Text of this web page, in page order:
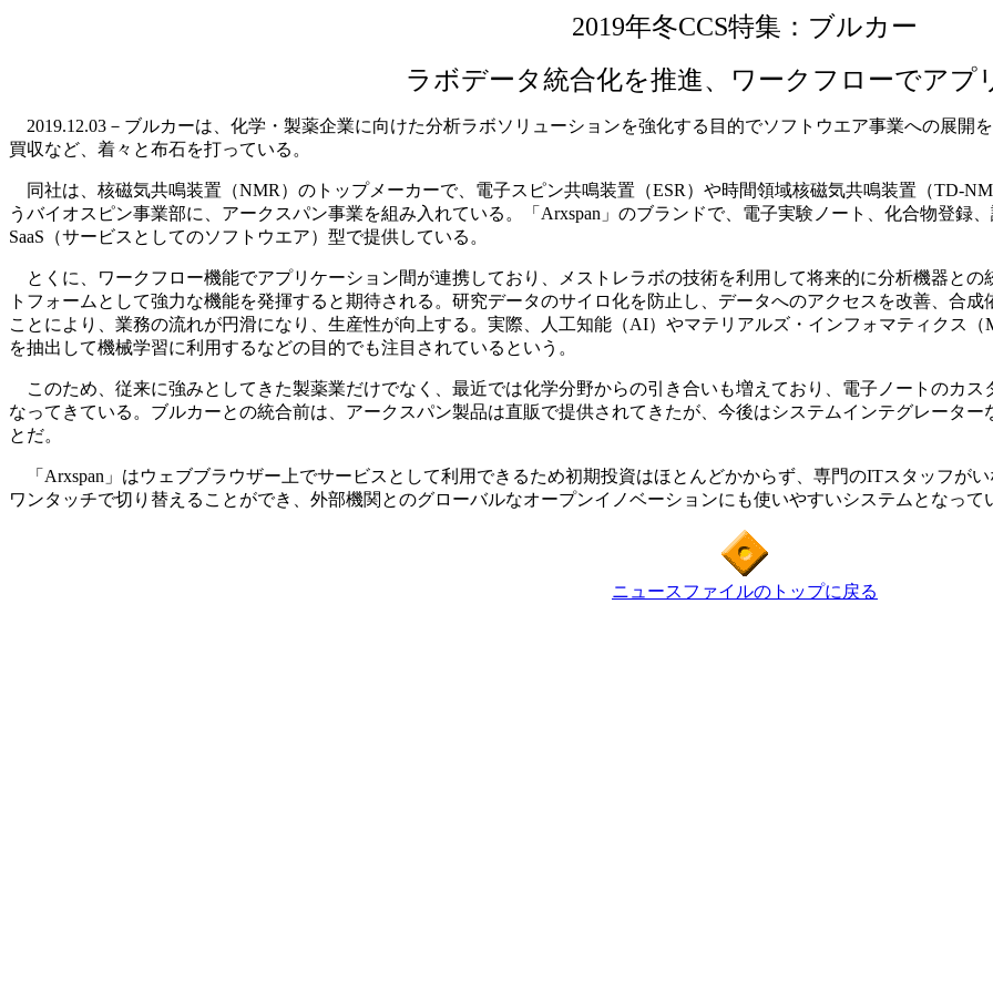
2019年冬CCS特集：ブルカー
ラボデータ統合化を推進、ワークフローでアプ
2019.12.03－ブルカーは、化学・製薬企業に向けた分析ラボソリューションを強化する目的でソフトウエア事業への展開
買収など、着々と布石を打っている。
同社は、核磁気共鳴装置（NMR）のトップメーカーで、電子スピン共鳴装置（ESR）や時間領域核磁気共鳴装置（TD-
うバイオスピン事業部に、アークスパン事業を組み入れている。「Arxspan」のブランドで、電子実験ノート、化合物登録
SaaS（サービスとしてのソフトウエア）型で提供している。
とくに、ワークフロー機能でアプリケーション間が連携しており、メストレラボの技術を利用して将来的に分析機器と
トフォームとして強力な機能を発揮すると期待される。研究データのサイロ化を防止し、データへのアクセスを改善、合
ことにより、業務の流れが円滑になり、生産性が向上する。実際、人工知能（AI）やマテリアルズ・インフォマティクス
を抽出して機械学習に利用するなどの目的でも注目されているという。
このため、従来に強みとしてきた製薬業だけでなく、最近では化学分野からの引き合いも増えており、電子ノートのカ
なってきている。ブルカーとの統合前は、アークスパン製品は直販で提供されてきたが、今後はシステムインテグレータ
とだ。
「Arxspan」はウェブブラウザー上でサービスとして利用できるため初期投資はほとんどかからず、専門のITスタッフが
ワンタッチで切り替えることができ、外部機関とのグローバルなオープンイノベーションにも使いやすいシステムとなって
ニュースファイルのトップに戻る